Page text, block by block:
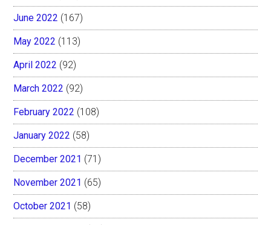
June 2022 (167)
May 2022 (113)
April 2022 (92)
March 2022 (92)
February 2022 (108)
January 2022 (58)
December 2021 (71)
November 2021 (65)
October 2021 (58)